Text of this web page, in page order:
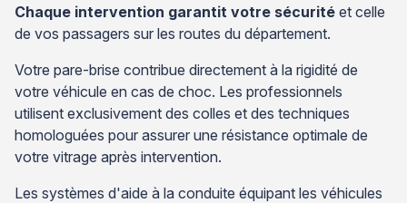
Chaque intervention garantit votre sécurité et celle
de vos passagers sur les routes du département.
Votre pare-brise contribue directement à la rigidité de
votre véhicule en cas de choc. Les professionnels
utilisent exclusivement des colles et des techniques
homologuées pour assurer une résistance optimale de
votre vitrage après intervention.
Les systèmes d'aide à la conduite équipant les véhicules